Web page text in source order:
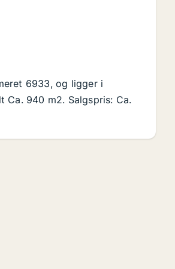
6933, og ligger i
Ca. 940 m2. Salgspris: Ca.